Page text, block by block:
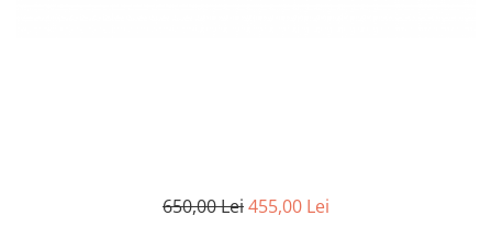
650,00 Lei455,00 Lei